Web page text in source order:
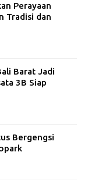
Perayaan
Tradisi dan
Barat Jadi
3B Siap
Bergengsi